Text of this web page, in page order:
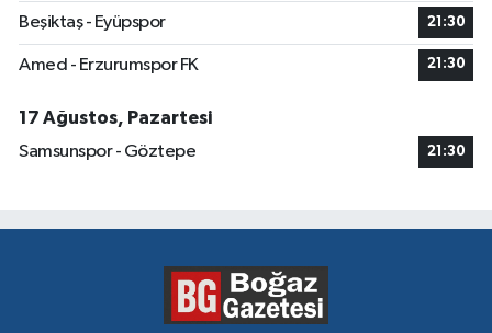
Beşiktaş - Eyüpspor 21:30
Amed - Erzurumspor FK 21:30
17 Ağustos, Pazartesi
Samsunspor - Göztepe
21:30